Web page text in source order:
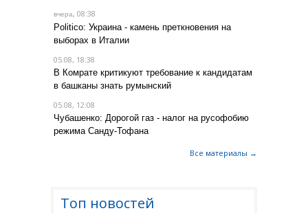
вчера, 08:38
Politico: Украина - камень преткновения на
выборах в Италии
05.08, 18:38
В Комрате критикуют требование к кандидатам
в башканы знать румынский
05.08, 12:08
Чубашенко: Дорогой газ - налог на русофобию
режима Санду-Тофана
Все материалы →
Топ новостей